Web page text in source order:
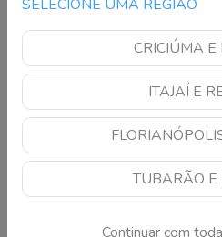
SELECIONE UMA REGIÃO
CRICIÚMA E
ITAJAÍ E
TUBARÃO E
Continuar com
incêndio